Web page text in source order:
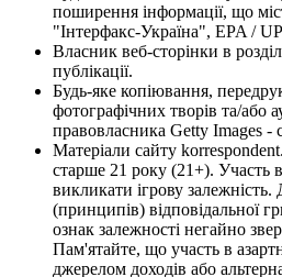
поширення інформації, що
"Інтерфакс-Україна", EPA /
Власник веб-сторінки в
публікації.
Будь-яке копіювання,
фотографічних творів та/або
правовласника Getty Images -
Матеріали сайту
старше 21 року (21+). Участь
викликати ігрову
(принципів) відповідальної
ознак залежності негайно
Пам'ятайте, що участь в
джерелом доходів або